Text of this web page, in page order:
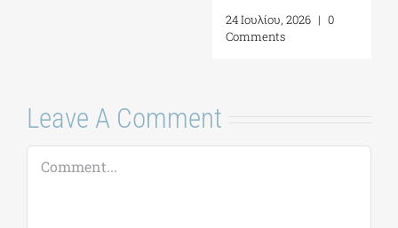
24 Ιουλίου, 2026 | 0
Comments
Leave A Comment
Comment